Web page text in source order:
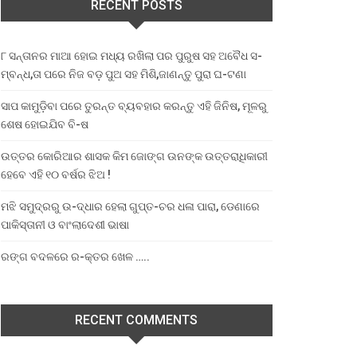
RECENT POSTS
୮ ସନ୍ତାନର ମାଆ ହୋଇ ମଧ୍ୟ ରଖିଲା ପର ପୁରୁଷ ସହ ଅବୈଧ ସ-
ମ୍ବନ୍ଧ,ତା ପରେ ନିଜ ବଡ଼ ପୁଅ ସହ ମିଶି,ଜାଣନ୍ତୁ ପୁରା ଘ-ଟଣା
ସାପ କାମୁଡ଼ିବା ପରେ ତୁରନ୍ତ ବ୍ୟବହାର କରନ୍ତୁ ଏହି ଜିନିଷ, ମୂଳରୁ
ଶେଷ ହୋଇଯିବ ବି-ଷ
ଉତ୍ତର କୋରିଆର ଶାସକ କିମ ଜୋଙ୍ଗ ଉନଙ୍କ ଉତ୍ତରାଧିକାରୀ
ହେବେ ଏହି ୧୦ ବର୍ଷର ଝିଅ !
ମଝି ସମୁଦ୍ରରୁ ଉ-ଦ୍ଧାର ହେଲା ଗୁପ୍ତ-ଚର ଧଳା ପାରା, ଡେଣାରେ
ପାକିସ୍ତାନୀ ଓ ବାଂଲାଦେଶୀ ଭାଷା
ରଙ୍ଗ ବଦଳରେ ର-କ୍ତର ଖେଳ …..
RECENT COMMENTS